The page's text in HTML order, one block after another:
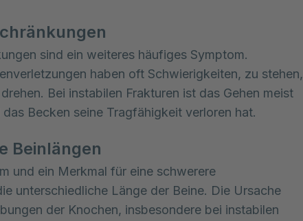
sind ein weiteres häufiges Symptom.
haben oft Schwierigkeiten, zu stehen,
Bei instabilen Frakturen ist das Gehen meist
Becken seine Tragfähigkeit verloren hat.
Beinlängen
und ein Merkmal für eine schwerere
unterschiedliche Länge der Beine. Die Ursache
der Knochen, insbesondere bei instabilen